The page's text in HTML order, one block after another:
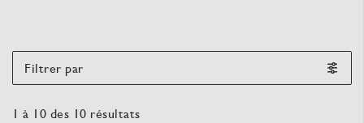
1 à 10 des 10 résultats
Filtrer par